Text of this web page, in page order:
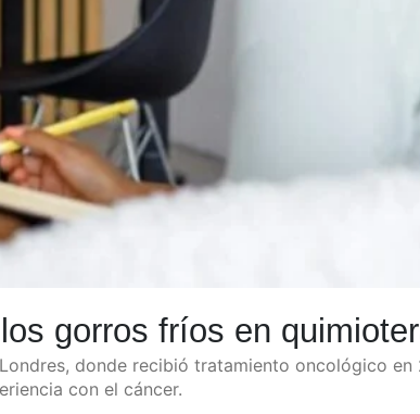
gorros fríos en
donde recibió tratamiento oncológico en
con el cáncer.